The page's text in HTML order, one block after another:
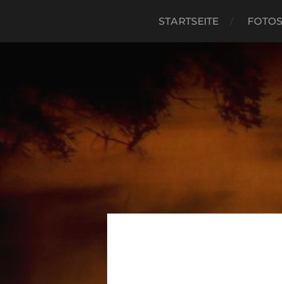
STARTSEITE FOTOS